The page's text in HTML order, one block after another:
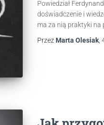
Powiedział
doświadczenie i
ma za nią praktyki na
Przez Marta Olesiak,